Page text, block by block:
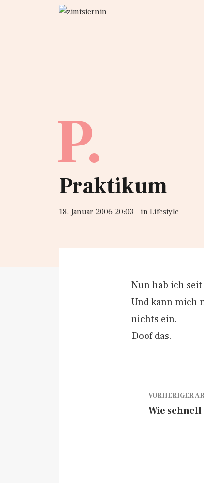
P.
Praktikum
18. Januar 2006 20:03 in Lifestyle
Nun hab ich
Und kann mich
nichts ein.
Doof das.
VORHERIGER
Wie schnell